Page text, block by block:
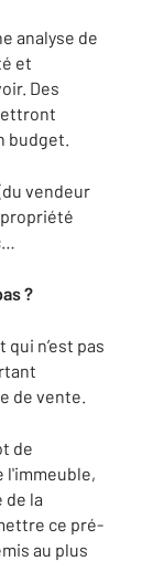
analyse de
et
Des
budget.
vendeur
?
qui n’est pas
de vente.
de
l'immeuble,
de la
ce pré-
au plus